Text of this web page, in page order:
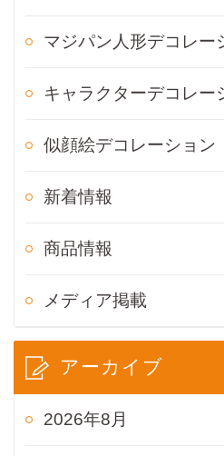
マジパン人形デコレー
キャラクターデコレー
似顔絵デコレーション
新着情報
商品情報
メディア掲載
アーカイブ
2026年8月